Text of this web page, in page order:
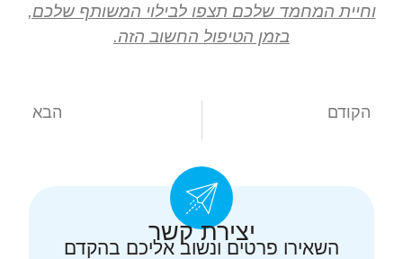
יצירת קשר
השאירו פרטים ונשוב אליכם בהקדם
וחיית המחמד שלכם תצפו לבילוי המשותף שלכם,
בזמן הטיפול החשוב הזה.
הקודם הבא